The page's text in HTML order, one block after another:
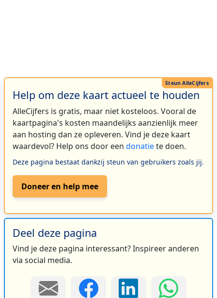
Help om deze kaart actueel te houden
AlleCijfers is gratis, maar niet kosteloos. Vooral de
kaartpagina's kosten maandelijks aanzienlijk meer
aan hosting dan ze opleveren. Vind je deze kaart
waardevol? Help ons door een donatiete doen.
Deze pagina bestaat dankzij steun van gebruikers zoals jij.
Doneer en help mee
Deel deze pagina
Vind je deze pagina interessant? Inspireer anderen
via social media.